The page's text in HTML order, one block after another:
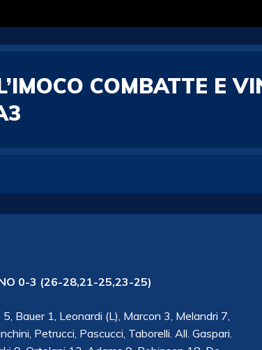
COMBATTE E
0-3 (26-28,21-25,23-25)
Bauer 1, Leonardi (L), Marcon 3, Melandri 7,
Petrucci, Pascucci, Taborelli. All. Gaspari.